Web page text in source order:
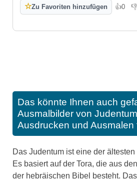
☆Zu Favoriten hinzufügen 👍0
Gefällt👎
Das könnte Ihnen auch
Ausmalbilder von
Ausdrucken und Ausmalen
Das Judentum ist eine der
Es basiert auf der Tora, die aus
der hebräischen Bibel besteht.